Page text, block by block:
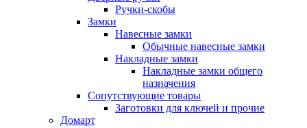
Ручки-скобы
Замки
Навесные замки
Обычные навесные замки
Накладные замки
Накладные замки общего
назначения
Сопутствующие товары
Заготовки для ключей и прочие
Домарт